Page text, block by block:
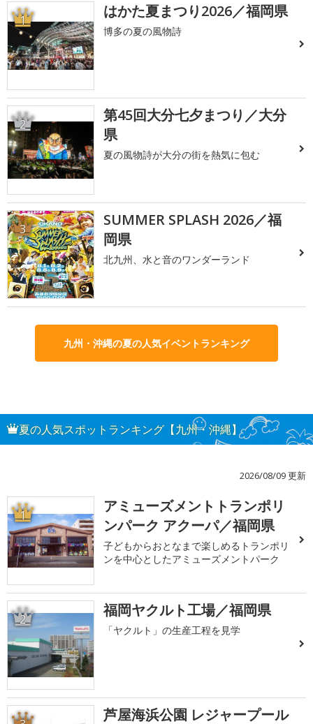
1 はかた夏まつり2026／福岡県
博多の夏の風物詩
2
第45回大分七夕まつり／大分
県
夏の風物詩が大分の街を熱気に包む
3
SUMMER SPLASH 2026／福
岡県
北九州、水と音のワンダーランド
九州・沖縄の夏の人気イベントランキング
夏の人気スポットランキング【九州・沖縄】
2026/08/09 更新
1
アミューズメントトランポリ
ンパーク アクーパ／福岡県
子どもからおとなまで楽しめるトランポリ
ンを中心としたアミューズメントパーク
2 福岡ヤクルト工場／福岡県
「ヤクルト」の生産工程を見学
芦屋海浜公園 レジャープール